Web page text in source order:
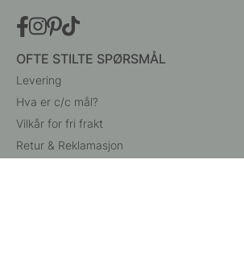
OFTE STILTE SPØRSMÅL
Levering
Hva er c/c mål?
Vilkår for fri frakt
Retur & Reklamasjon